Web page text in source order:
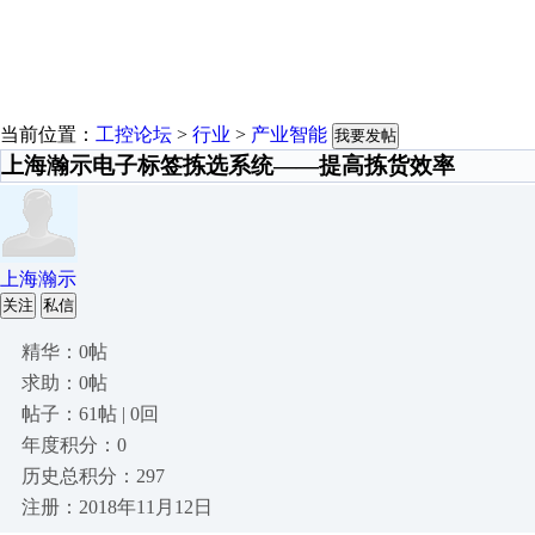
当前位置： 工控论坛 > 行业 > 产业智能 我要发帖
上海瀚示电子标签拣选系统——提高拣货效率
上海瀚示
关注 私信
精华：0帖
求助：0帖
帖子：61帖 | 0回
年度积分：0
历史总积分：297
注册：2018年11月12日